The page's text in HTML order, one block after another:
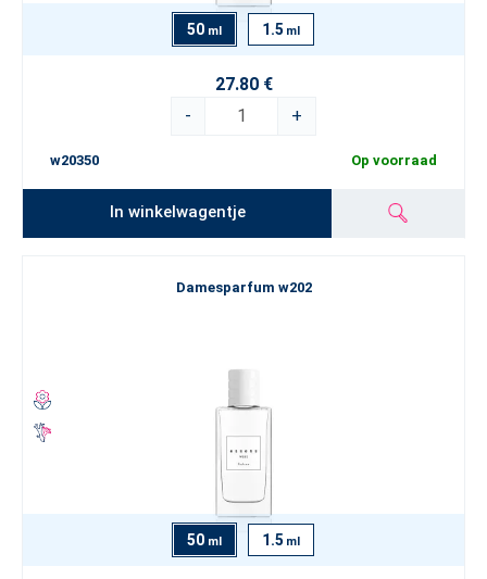
50 ml 1.5 ml
27.80 €
-
+
w20350 Op voorraad
In winkelwagentje
Damesparfum w202
50 ml 1.5 ml